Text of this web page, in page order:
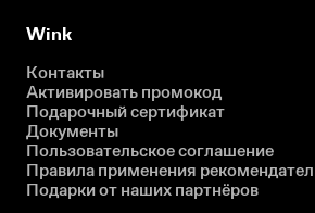
Wink
Контакты
Активировать промокод
Подарочный сертификат
Документы
Пользовательское соглашение
Правила применения
Подарки от наших партнёров